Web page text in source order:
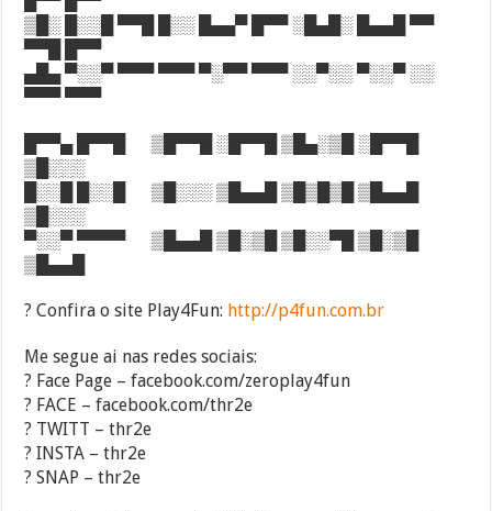
▒█░ █░░█ ▀▀█ █░░ █▄▄▀ █▀▀ ░█▄█░ █▄▄█ ▀▀
▀▀█ █▀▀
▄█▄ ▀░░▀ ▀▀▀ ▀▀▀ ▀░▀▀ ▀▀▀ ░░▀░░ ▀░░▀ ░░
▀▀▀ ▀▀▀
█▀▀▄ █▀▀█ ▒█▀▀█ ░█▀▀█ ▒█▄░▒█ ░█▀▀█
▒█░░░
█░░█ █░░█ ▒█░░░ ▒█▄▄█ ▒█▒█▒█ ▒█▄▄█
▒█░░░
▀░░▀ ▀▀▀▀ ▒█▄▄█ ▒█░▒█ ▒█░░▀█ ▒█░▒█
▒█▄▄█
? Confira o site Play4Fun: http://p4fun.com.br
Me segue ai nas redes sociais:
? Face Page – facebook.com/zeroplay4fun
? FACE – facebook.com/thr2e
? TWITT – thr2e
? INSTA – thr2e
? SNAP – thr2e